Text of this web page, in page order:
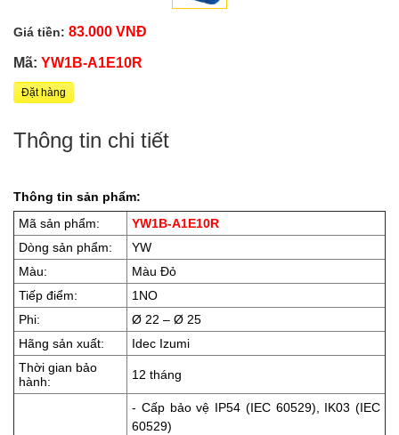
Giá tiền: 83.000 VNĐ
Mã: YW1B-A1E10R
Đặt hàng
Thông tin chi tiết
Thông tin sản phẩm:
Mã sản phẩm:
YW1B-A1E10R
Dòng sản phẩm:
YW
Màu:
Màu Đỏ
Tiếp điểm:
1NO
Phi:
Ø 22 – Ø 25
Hãng sản xuất:
Idec Izumi
Thời gian bảo
hành:
12 tháng
- Cấp bảo vệ IP54 (IEC 60529), IK03 (IEC
60529)